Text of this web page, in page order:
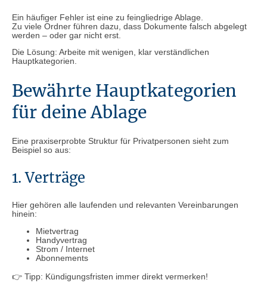
Ein häufiger Fehler ist eine zu feingliedrige Ablage.
Zu viele Ordner führen dazu, dass Dokumente falsch abgelegt
werden – oder gar nicht erst.
Die Lösung: Arbeite mit wenigen, klar verständlichen
Hauptkategorien.
Bewährte Hauptkategorien
für deine Ablage
Eine praxiserprobte Struktur für Privatpersonen sieht zum
Beispiel so aus:
1. Verträge
Hier gehören alle laufenden und relevanten Vereinbarungen
hinein:
Mietvertrag
Handyvertrag
Strom / Internet
Abonnements
👉 Tipp: Kündigungsfristen immer direkt vermerken!